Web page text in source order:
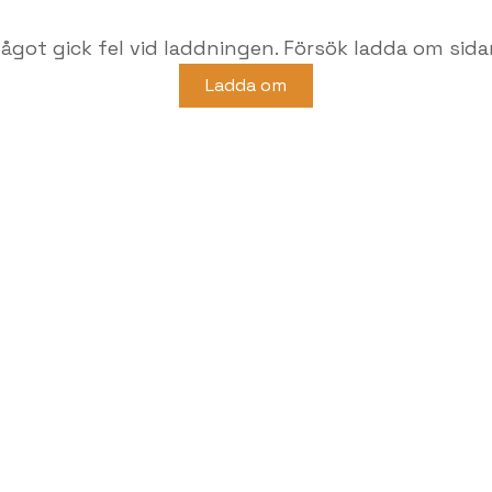
gick fel vid laddningen. Försök ladda om
Ladda om